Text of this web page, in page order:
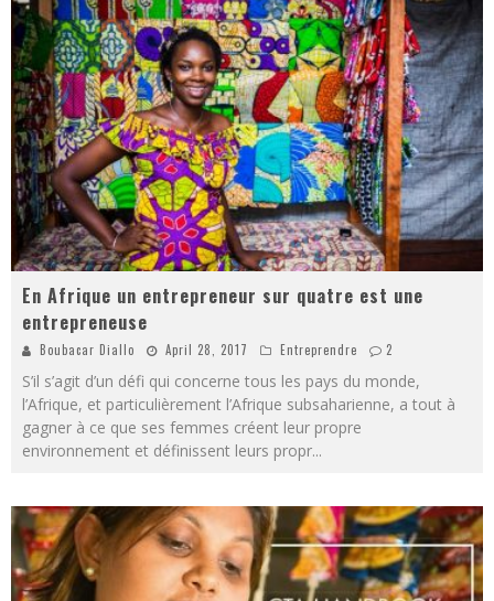
En Afrique un entrepreneur sur quatre est une
entrepreneuse
Boubacar Diallo April 28, 2017 Entreprendre 2
S’il s’agit d’un défi qui concerne tous les pays du monde,
l’Afrique, et particulièrement l’Afrique subsaharienne, a tout à
gagner à ce que ses femmes créent leur propre
environnement et définissent leurs propr...